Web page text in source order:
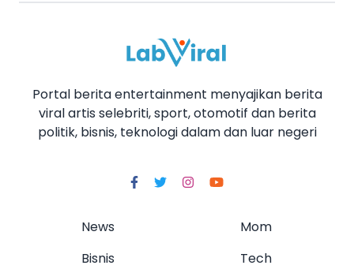
Portal berita entertainment menyajikan berita
viral artis selebriti, sport, otomotif dan berita
politik, bisnis, teknologi dalam dan luar negeri
News
Bisnis
Mom
Tech